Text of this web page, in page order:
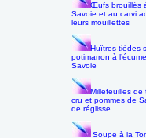
Œufs brouillés
Savoie et au carvi
leurs mouillettes
Huîtres tièdes
potimarron à
Savoie
Millefeuilles de
cru et pommes de
de réglisse
Soupe à la